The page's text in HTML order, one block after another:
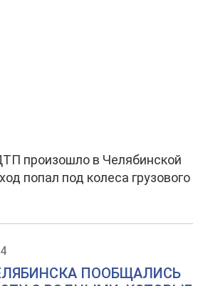
произошло в Челябинской
попал под колеса грузового
ПООБЩАЛИСЬ